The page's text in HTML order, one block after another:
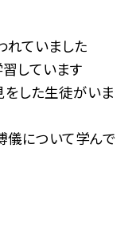
れていました
しています
した生徒がいま
儀について学んで